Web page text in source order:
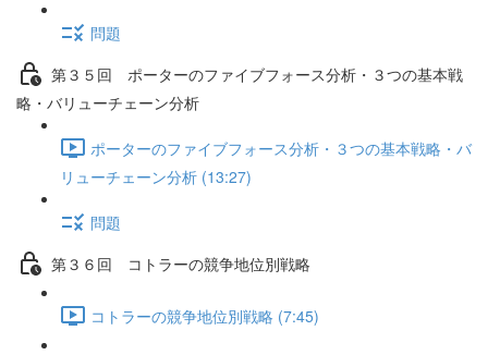
問題
第３５回 ポーターのファイブフォース分析・３つの基本戦
略・バリューチェーン分析
ポーターのファイブフォース分析・３つの基本戦略・バ
リューチェーン分析 (13:27)
問題
第３６回 コトラーの競争地位別戦略
コトラーの競争地位別戦略 (7:45)